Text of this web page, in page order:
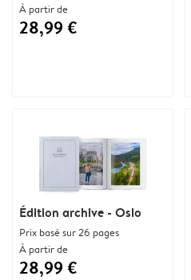
À partir de
28,99 €
Édition archive - Oslo
Prix basé sur 26 pages
À partir de
28,99 €